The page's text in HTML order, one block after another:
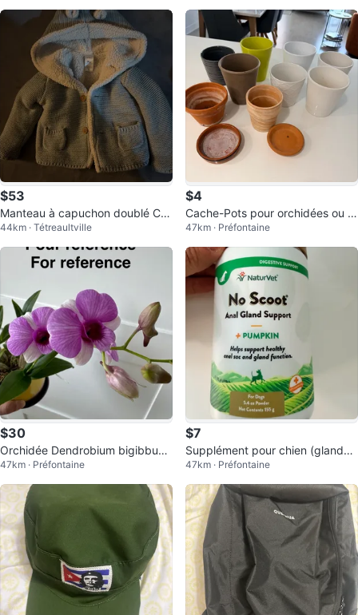
$53
Manteau à capuchon doublé Car
ter's bleu 9 mois
44km · Tétreaultville
$4
Cache-Pots pour orchidées ou a
utres plantes (25$ le lot)
47km · Préfontaine
$30
Orchidée Dendrobium bigibbum
x Pink Pixie
47km · Préfontaine
$7
Supplément pour chien (glandes
anales) No Scoot NEUF Payé 30
$ ⚽️
47km · Préfontaine